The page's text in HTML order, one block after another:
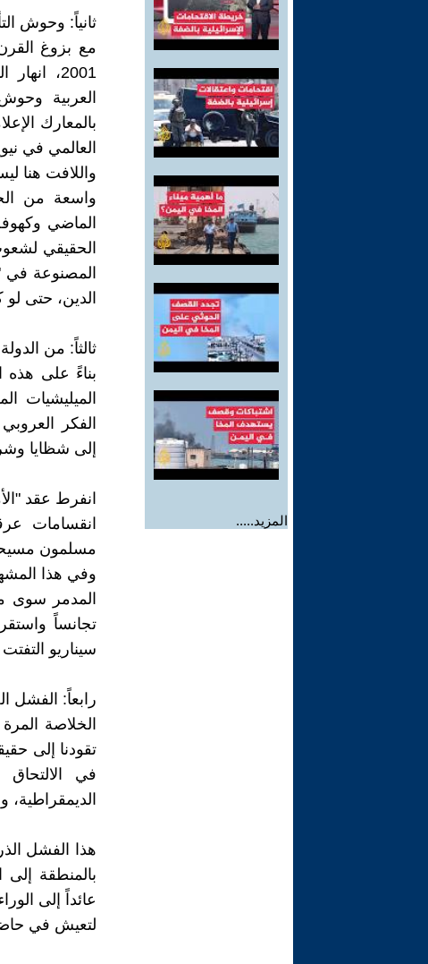
المزيد.....
ثانياً: وحوش
مع بزوغ
2001،
العربية
بالمعارك
العالمي في
واللافت هنا
واسعة من
الماضي
الحقيقي
المصنوعة في
الدين، حتى
ثالثاً: من
بناءً على هذه
الميليشيات
الفكر
إلى شظايا
انفرط عقد
انقسامات
مسلمون
وفي هذا
المدمر سوى
تجانساً
سيناريو
رابعاً: الفشل
الخلاصة
تقودنا إلى
في
هذا الفشل
بالمنطقة
عائداً إلى
لتعيش في